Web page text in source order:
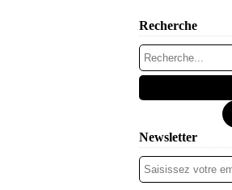
Recherche
Newsletter